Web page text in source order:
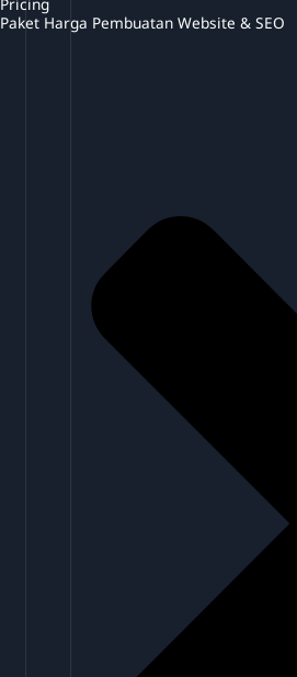
Pricing
Paket Harga Pembuatan Website & SEO